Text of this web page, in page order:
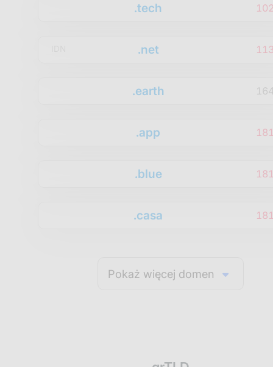
.tech
.net
.earth
.app
.blue
.casa
Pokaż więcej domen